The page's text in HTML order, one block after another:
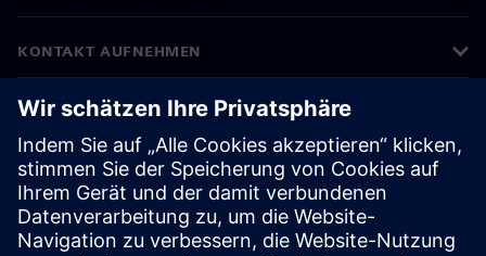
KONTAKT AUFNEHMEN
KARRIERE
©Siemens2026